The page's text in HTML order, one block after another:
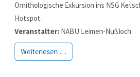
Ornithologische Exkursion ins NSG
Hotspot.
Veranstalter: NABU Leimen-Nußloch
Weiterlesen …